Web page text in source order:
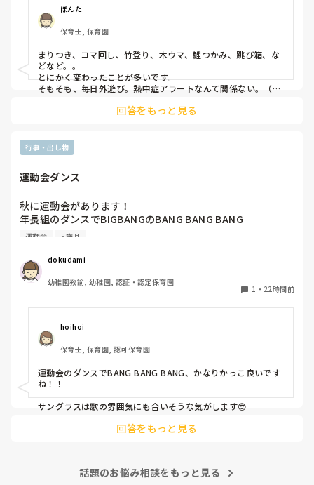
ぽんた
保育士, 保育園
まりつき、コマ回し、竹登り、木ウマ、鯉つかみ、跳び箱、な
どなど。。
とにかく変わったことが多いです。
そもそも、毎日外遊び。熱中症アラートなんて関係ない。（日
回答をもっと見る
行事・出し物
運動会ダンス
秋に運動会があります！
年長組のダンスでBIGBANGのBANG BANG BANG
踊ります！
運動会 5歳児
dokudami
幼稚園教諭, 幼稚園, 認証・認定保育園
1 ・ 22時間前
hoihoi
保育士, 保育園, 認可保育園
運動会のダンスでBANG BANG BANG、かなりかっこ良いです
ね！！
サングラスは歌の雰囲気にも合いそうな気がします😎
回答をもっと見る
話題のお悩み相談をもっと見る